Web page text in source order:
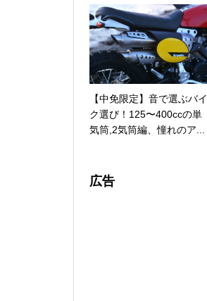
【中免限定】音で選ぶバイ
ク選び！125〜400ccの単
気筒,2気筒編、憧れのア...
広告